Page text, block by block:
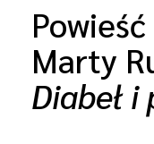
Marty
Diabeł